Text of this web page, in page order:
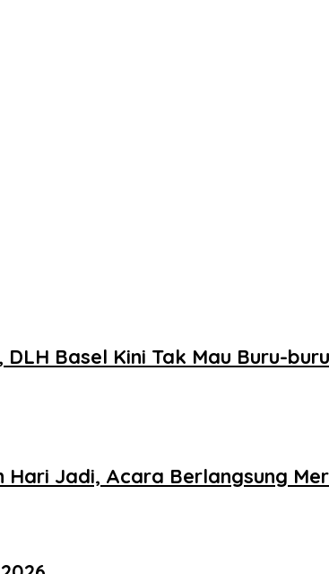
Basel Kini Tak Mau Buru-
Hari Jadi, Acara Berlangsung